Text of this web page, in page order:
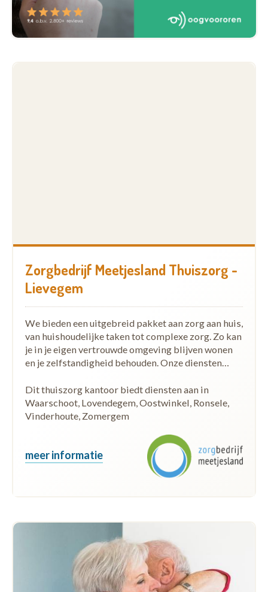
Zorgbedrijf Meetjesland Thuiszorg -
Lievegem
We bieden een uitgebreid pakket aan zorg aan huis,
van huishoudelijke taken tot complexe zorg. Zo kan
je in je eigen vertrouwde omgeving blijven wonen
en je zelfstandigheid behouden. Onze diensten…
Dit thuiszorg kantoor biedt diensten aan in
Waarschoot, Lovendegem, Oostwinkel, Ronsele,
Vinderhoute, Zomergem
meer informatie